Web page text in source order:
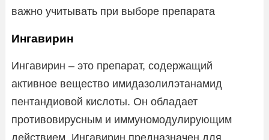
важно учитывать при выборе препарата
Ингавирин
Ингавирин – это препарат, содержащий
активное вещество имидазолилэтанамид
пентандиовой кислоты. Он обладает
противовирусным и иммуномодулирующим
действием. Ингавирин предназначен для